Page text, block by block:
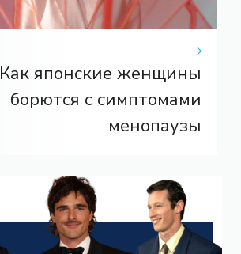
Как японские женщины
борются с симптомами
менопаузы